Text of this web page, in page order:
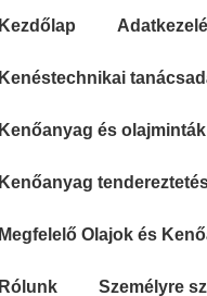
Kezdőlap
Kenéstechnikai
Kenőanyag és
Kenőanyag
Megfelelő Olajok és
Rólunk Személyre